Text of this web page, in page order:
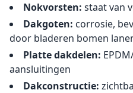
Nokvorsten: staat van
Dakgoten: corrosie,
door bladeren bomen
Platte dakdelen:
aansluitingen
Dakconstructie: